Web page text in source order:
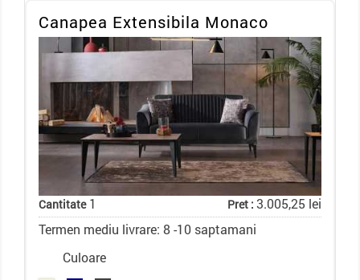
Canapea Extensibila Monaco
Cantitate1 Pret : 3.005,25 lei
Termen mediu livrare: 8 -10 saptamani
Culoare